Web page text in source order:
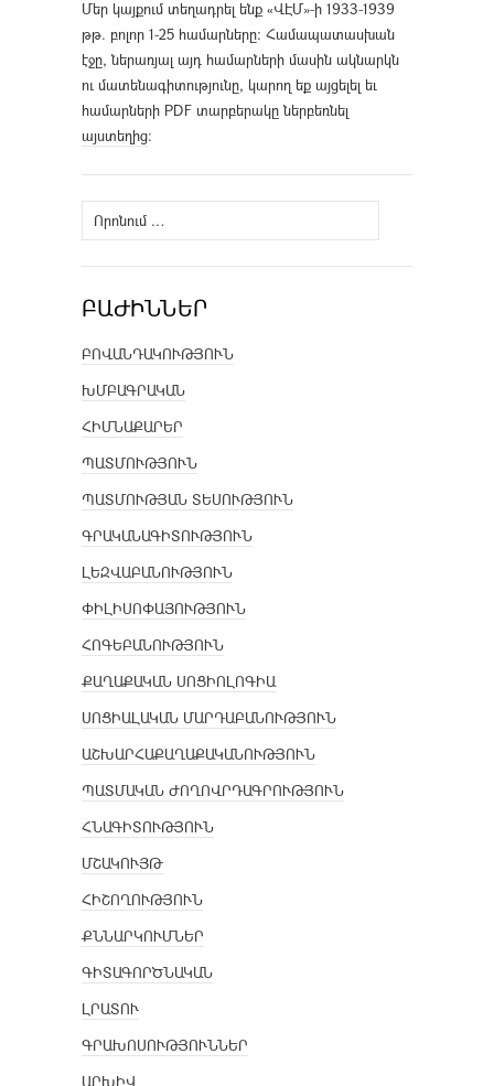
Մեր կայքում տեղադրել ենք «ՎԷՄ»-ի 1933-1939
թթ. բոլոր 1-25 համարները։ Համապատասխան
էջը, ներառյալ այդ համարների մասին ակնարկն
ու մատենագիտությունը, կարող եք այցելել եւ
համարների PDF տարբերակը ներբեռնել
այստեղից։
Որոնել՝
ԲԱԺԻՆՆԵՐ
ԲՈՎԱՆԴԱԿՈՒԹՅՈՒՆ
ԽՄԲԱԳՐԱԿԱՆ
ՀԻՄՆԱՔԱՐԵՐ
ՊԱՏՄՈՒԹՅՈՒՆ
ՊԱՏՄՈՒԹՅԱՆ ՏԵՍՈՒԹՅՈՒՆ
ԳՐԱԿԱՆԱԳԻՏՈՒԹՅՈՒՆ
ԼԵԶՎԱԲԱՆՈՒԹՅՈՒՆ
ՓԻԼԻՍՈՓԱՅՈՒԹՅՈՒՆ
ՀՈԳԵԲԱՆՈՒԹՅՈՒՆ
ՔԱՂԱՔԱԿԱՆ ՍՈՑԻՈԼՈԳԻԱ
ՍՈՑԻԱԼԱԿԱՆ ՄԱՐԴԱԲԱՆՈՒԹՅՈՒՆ
ԱՇԽԱՐՀԱՔԱՂԱՔԱԿԱՆՈՒԹՅՈՒՆ
ՊԱՏՄԱԿԱՆ ԺՈՂՈՎՐԴԱԳՐՈՒԹՅՈՒՆ
ՀՆԱԳԻՏՈՒԹՅՈՒՆ
ՄՇԱԿՈՒՅԹ
ՀԻՇՈՂՈՒԹՅՈՒՆ
ՔՆՆԱՐԿՈՒՄՆԵՐ
ԳԻՏԱԳՈՐԾՆԱԿԱՆ
ԼՐԱՏՈՒ
ԳՐԱԽՈՍՈՒԹՅՈՒՆՆԵՐ
ԱՐԽԻՎ